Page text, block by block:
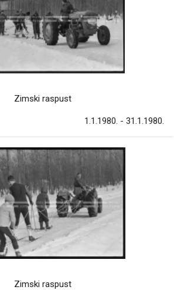
Zimski raspust
1.1.1980. - 31.1.1980.
Zimski raspust